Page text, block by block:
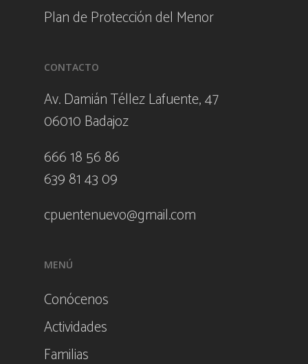
Plan de Protección del Menor
CONTACTO
Av. Damián Téllez Lafuente, 47
06010 Badajoz
666 18 56 86
639 81 43 09
cpuentenuevo@gmail.com
MENÚ
Conócenos
Actividades
Familias